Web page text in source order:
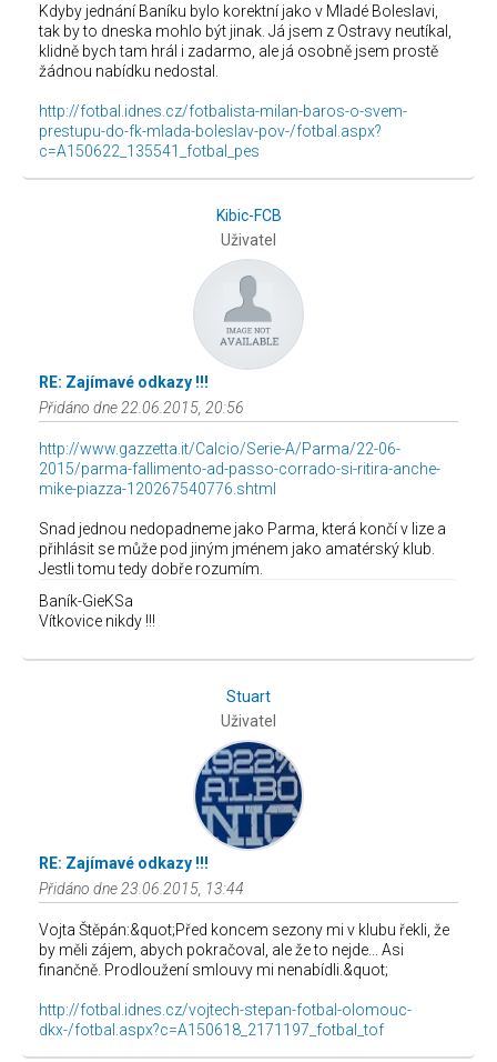
Kdyby jednání Baníku bylo korektní jako v Mladé Boleslavi,
tak by to dneska mohlo být jinak. Já jsem z Ostravy neutíkal,
klidně bych tam hrál i zadarmo, ale já osobně jsem prostě
žádnou nabídku nedostal.
http://fotbal.idnes.cz/fotbalista-milan-baros-o-svem-
prestupu-do-fk-mlada-boleslav-pov-/fotbal.aspx?
c=A150622_135541_fotbal_pes
Kibic-FCB
Uživatel
RE: Zajímavé odkazy !!!
Přidáno dne 22.06.2015, 20:56
http://www.gazzetta.it/Calcio/Serie-A/Parma/22-06-
2015/parma-fallimento-ad-passo-corrado-si-ritira-anche-
mike-piazza-120267540776.shtml
Snad jednou nedopadneme jako Parma, která končí v lize a
přihlásit se může pod jiným jménem jako amatérský klub.
Jestli tomu tedy dobře rozumím.
Baník-GieKSa
Vítkovice nikdy !!!
Stuart
Uživatel
RE: Zajímavé odkazy !!!
Přidáno dne 23.06.2015, 13:44
Vojta Štěpán:&quot;Před koncem sezony mi v klubu řekli, že
by měli zájem, abych pokračoval, ale že to nejde... Asi
finančně. Prodloužení smlouvy mi nenabídli.&quot;
http://fotbal.idnes.cz/vojtech-stepan-fotbal-olomouc-
dkx-/fotbal.aspx?c=A150618_2171197_fotbal_tof